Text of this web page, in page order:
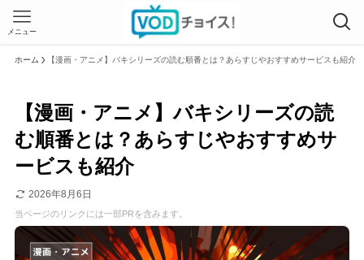
メニュー
ホーム 【漫画・アニメ】バキシリーズの読む順番とは？あらすじやおすすめサービスも紹介
【漫画・アニメ】バキシリーズの読
む順番とは？あらすじやおすすめサ
ービスも紹介
2026年8月6日
当ページのリンクには一部PRを含みます。